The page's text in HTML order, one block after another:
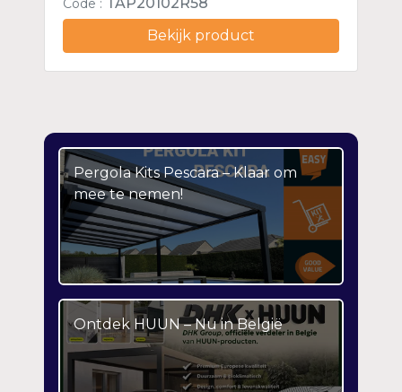
Code :
Bekijk product
Pergola Kits Pescara – Klaar om
mee te nemen!
Ontdek HUUN – Nu in België